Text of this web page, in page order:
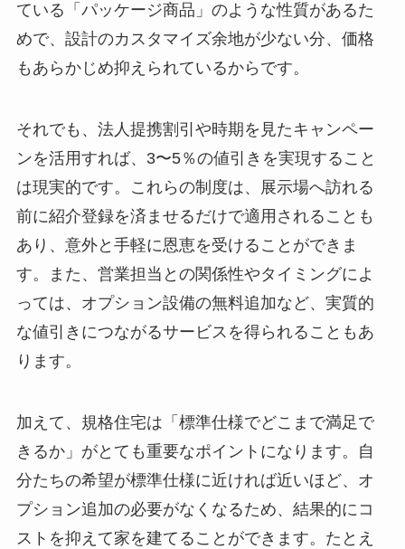
ている「パッケージ商品」のような性質があるた
めで、設計のカスタマイズ余地が少ない分、価格
もあらかじめ抑えられているからです。
それでも、法人提携割引や時期を見たキャンペー
ンを活用すれば、3〜5％の値引きを実現すること
は現実的です。これらの制度は、展示場へ訪れる
前に紹介登録を済ませるだけで適用されることも
あり、意外と手軽に恩恵を受けることができま
す。また、営業担当との関係性やタイミングによ
っては、オプション設備の無料追加など、実質的
な値引きにつながるサービスを得られることもあ
ります。
加えて、規格住宅は「標準仕様でどこまで満足で
きるか」がとても重要なポイントになります。自
分たちの希望が標準仕様に近ければ近いほど、オ
プション追加の必要がなくなるため、結果的にコ
ストを抑えて家を建てることができます。たとえ